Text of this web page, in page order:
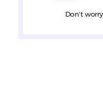
Don't